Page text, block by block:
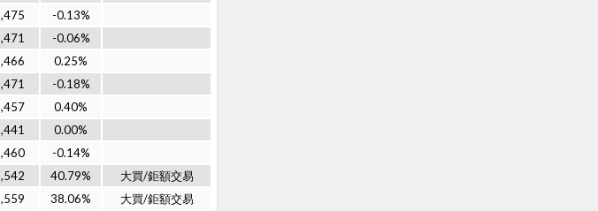
-0.13%
-0.06%
0.25%
-0.18%
0.40%
0.00%
-0.14%
40.79%
大買/鉅額交易
38.06%
大買/鉅額交易